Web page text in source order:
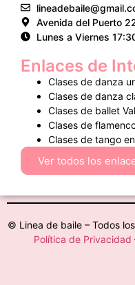
Avenida del Puerto
Lunes a Viernes
Enlaces de
Clases de danza
Clases de danza
Clases de ballet
Clases de
Clases de tango
Ver todos los
© Linea de baile – Todos
Política de Privacidad